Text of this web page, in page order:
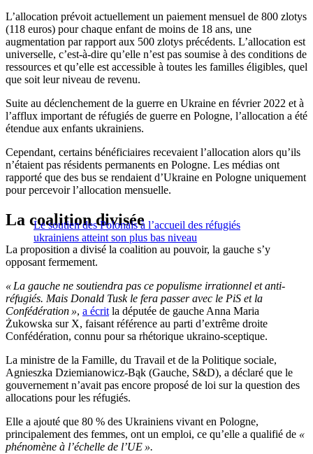
L’allocation prévoit actuellement un paiement mensuel de 800 zlotys
(118 euros) pour chaque enfant de moins de 18 ans, une
augmentation par rapport aux 500 zlotys précédents. L’allocation est
universelle, c’est-à-dire qu’elle n’est pas soumise à des conditions de
ressources et qu’elle est accessible à toutes les familles éligibles, quel
que soit leur niveau de revenu.
Suite au déclenchement de la guerre en Ukraine en février 2022 et à
l’afflux important de réfugiés de guerre en Pologne, l’allocation a été
étendue aux enfants ukrainiens.
Cependant, certains bénéficiaires recevaient l’allocation alors qu’ils
n’étaient pas résidents permanents en Pologne. Les médias ont
rapporté que des bus se rendaient d’Ukraine en Pologne uniquement
pour percevoir l’allocation mensuelle.
Le soutien des Polonais à l’accueil des réfugiés
ukrainiens atteint son plus bas niveau
La coalition divisée
La proposition a divisé la coalition au pouvoir, la gauche s’y
opposant fermement.
« La gauche ne soutiendra pas ce populisme irrationnel et anti-
réfugiés. Mais Donald Tusk le fera passer avec le PiS et la
Confédération », a écrit la députée de gauche Anna Maria
Żukowska sur X, faisant référence au parti d’extrême droite
Confédération, connu pour sa rhétorique ukraino-sceptique.
La ministre de la Famille, du Travail et de la Politique sociale,
Agnieszka Dziemianowicz-Bąk (Gauche, S&D), a déclaré que le
gouvernement n’avait pas encore proposé de loi sur la question des
allocations pour les réfugiés.
Elle a ajouté que 80 % des Ukrainiens vivant en Pologne,
principalement des femmes, ont un emploi, ce qu’elle a qualifié de «
phénomène à l’échelle de l’UE ».